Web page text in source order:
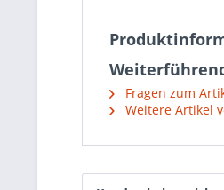
Fragen zum
Weitere Artikel